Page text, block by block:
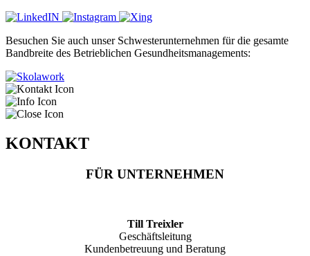
Besuchen Sie auch unser Schwesterunternehmen für die gesamte
Bandbreite des Betrieblichen Gesundheitsmanagements:
KONTAKT
FÜR UNTERNEHMEN
Till Treixler
Geschäftsleitung
Kundenbetreuung und Beratung